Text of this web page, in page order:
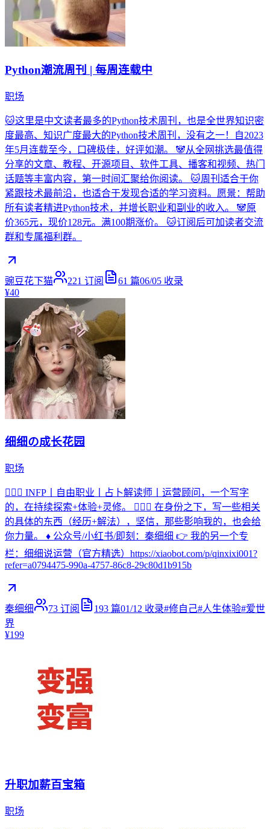
Python潮流周刊 | 每周连载中
职场
🐱这里是中文读者最多的Python技术周刊，也是全世界知识密
度最高、知识广度最大的Python技术周刊，没有之一！自2023
年5月连载至今，口碑极佳，好评如潮。 🐼从全网挑选最值得
分享的文章、教程、开源项目、软件工具、播客和视频、热门
话题等丰富内容，第一时间汇聚给你阅读。 🐱周刊适合于你
紧跟技术最前沿，也适合于发现合适的学习资料。愿景：帮助
所有读者精进Python技术，并增长职业和副业的收入。 🐼原
价365元，现价128元。满100期涨价。 🐱订阅后可加读者交流
群和专属福利群。
豌豆花下猫 221 订阅 61 篇06/05 收录
¥40
细细の成长花园
职场
🧘🏻‍♀️ INFP丨自由职业丨占卜解读师丨运营顾问，一个写字
的，在持续探索+体验+灵修。 💁🏻‍♀️ 在身份之下，写一些相关
的具体的东西（经历+解法），坚信，那些影响我的，也会给
你力量。 ♦️ 公众号/小红书/即刻：秦细细 👉 我的另一个专
栏：细细说运营（官方精选）https://xiaobot.com/p/qinxixi001?
refer=a0794475-990a-4757-86c8-29c80d1b915b
秦细细 73 订阅 193 篇01/12 收录#修自己#人生体验#爱世
界
¥199
升职加薪百宝箱
职场